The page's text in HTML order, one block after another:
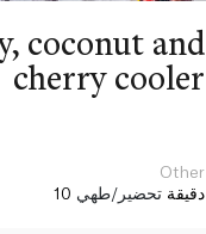
coconut and
cherry cooler
Other
10 دقيقة تحضير/طهي